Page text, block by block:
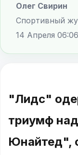
Олег Свирин
Спортивный
14 Апреля 06:06
"Лидс"
триумф
Юнайтед",